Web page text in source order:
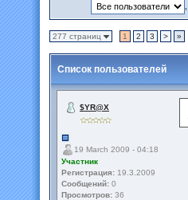
277 страниц 1 2 3 > »
Список пользователей
$YR@X
19 March 2009 - 04:18
Участник
Регистрация: 19.3.2009
Сообщений: 0
Просмотров: 36